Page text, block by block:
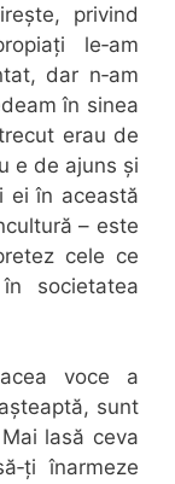
privind
le‑am
dar n‑am
în sinea
erau de
e de ajuns și
ei în această
– este
cele ce
societatea
voce a
sunt
lasă ceva
înarmeze